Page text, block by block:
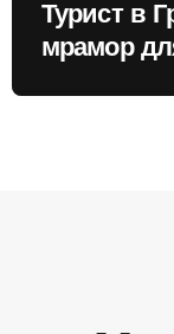
Турист в
мрамор